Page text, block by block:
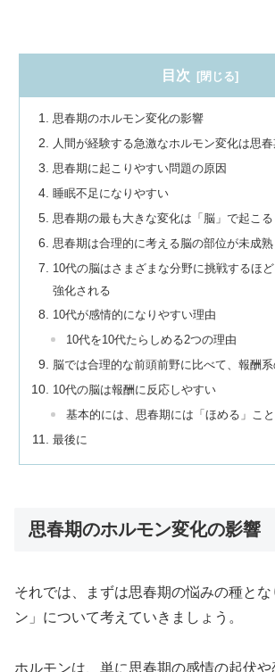
目次
思春期のホルモン変化の影響
人間が経験する急激なホルモン変化は思
思春期に起こりやすい問題の原因
睡眠不足になりやすい
思春期の最も大きな変化は「脳」で起こる
思春期は合理的に考える脳の部位が未成熟
10代の脳はさまざまな分野に挑戦するほ
強化される
10代が感情的になりやすい理由
10代を10代たらしめる2つの理由
脳では合理的な前頭前野に比べて、報酬
10代の脳は報酬に反応しやすい
基本的には、思春期には「ほめる」こと
最後に
思春期のホルモン変化の影響
それでは、まずは思春期の悩みの種と
ン」について考えていきましょう。
ホルモンは、単に思春期の感情の起伏